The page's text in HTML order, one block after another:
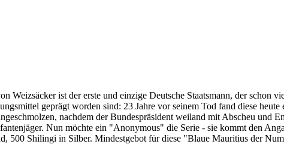
ist der erste und einzige Deutsche Staatsmann, der schon
geprägt worden sind: 23 Jahre vor seinem Tod fand diese
nachdem der Bundespräsident weiland mit Abscheu und
Nun möchte ein "Anonymous" die Serie - sie kommt den
500 Shilingi in Silber. Mindestgebot für diese "Blaue Mauritius der